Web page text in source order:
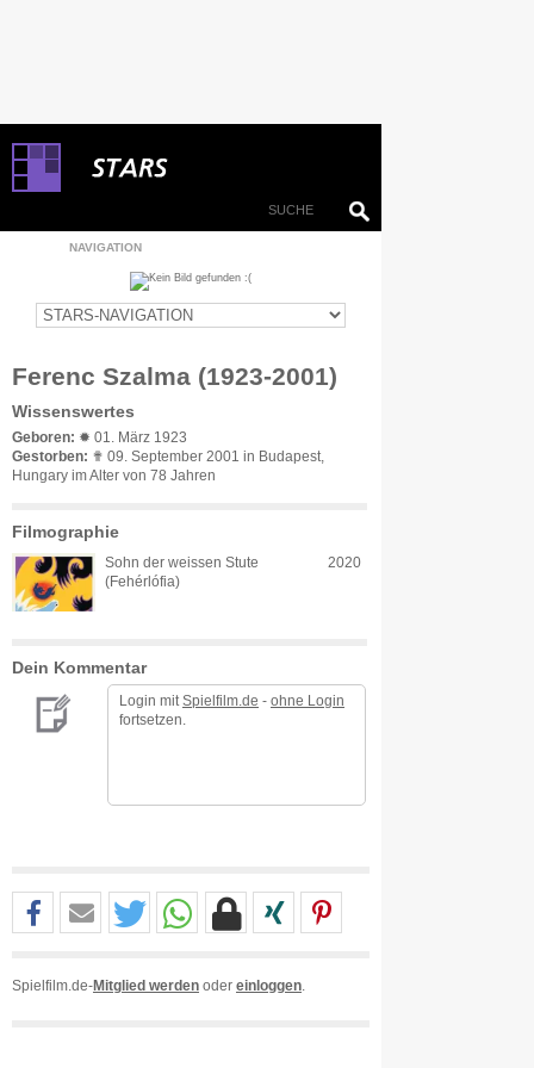
NAVIGATION
Ferenc Szalma (1923-2001)
Wissenswertes
Geboren: ✹ 01. März 1923
Gestorben: ✟ 09. September 2001 in Budapest,
Hungary im Alter von 78 Jahren
Filmographie
Sohn der weissen Stute
(Fehérlófia)
2020
Dein Kommentar
Login mit Spielfilm.de - ohne Login
fortsetzen.
Spielfilm.de-Mitglied werden oder einloggen